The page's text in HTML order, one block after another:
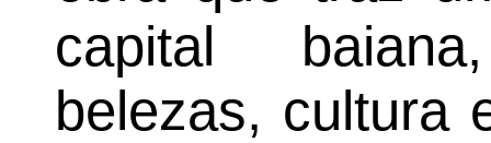
capital
belezas, cultura